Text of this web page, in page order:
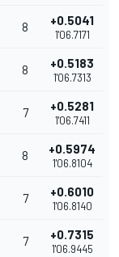
8 +0.5041
1'06.7171
8 +0.5183
1'06.7313
7 +0.5281
1'06.7411
8 +0.5974
1'06.8104
7 +0.6010
1'06.8140
7 +0.7315
1'06.9445